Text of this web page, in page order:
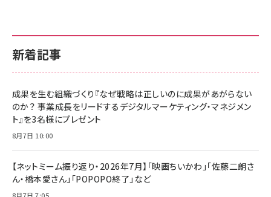
新着記事
成果を生む組織づくり『なぜ戦略は正しいのに成果があがらない
のか？ 事業成長をリードするデジタルマーケティング・マネジメン
ト』を3名様にプレゼント
8月7日 10:00
【ネットミーム振り返り・2026年7月】「映画ちいかわ」「佐藤二朗さ
ん・橋本愛さん」「POPOPO終了」など